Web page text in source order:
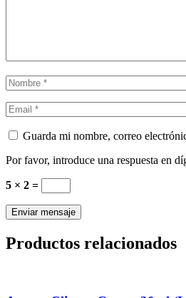
Guarda mi nombre, correo
Por favor, introduce una respuesta en
5 × 2 =
Productos relacionados